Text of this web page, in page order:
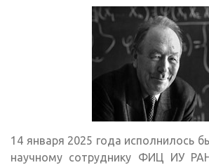
14 января 2025 года исполнилось
научному сотруднику ФИЦ ИУ